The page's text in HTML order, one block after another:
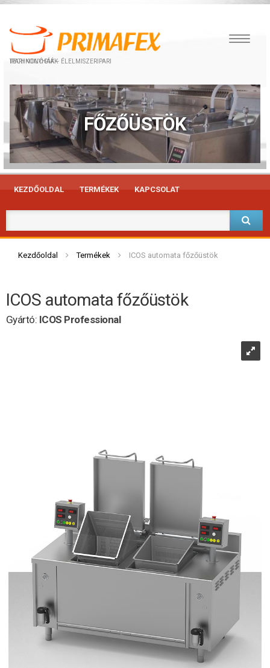
IPARI KONYHÁK – ÉLELMISZERIPARI TECHNOLÓGIÁK
FŐZŐÜSTÖK
KEZDŐOLDAL TERMÉKEK KAPCSOLAT
Kezdőoldal Termékek ICOS automata főzőüstök
ICOS automata főzőüstök
Gyártó: ICOS Professional